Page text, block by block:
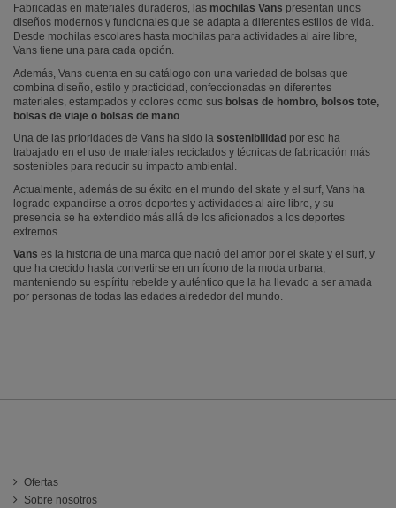
Fabricadas en materiales duraderos, las mochilas Vans presentan unos
diseños modernos y funcionales que se adapta a diferentes estilos de vida.
Desde mochilas escolares hasta mochilas para actividades al aire libre,
Vans tiene una para cada opción.
Además, Vans cuenta en su catálogo con una variedad de bolsas que
combina diseño, estilo y practicidad, confeccionadas en diferentes
materiales, estampados y colores como sus bolsas de hombro, bolsos tote,
bolsas de viaje o bolsas de mano
Una de las prioridades de Vans ha sido la sostenibilidad por eso ha
trabajado en el uso de materiales reciclados y técnicas de fabricación más
sostenibles para reducir su impacto ambiental.
Actualmente, además de su éxito en el mundo del skate y el surf, Vans ha
logrado expandirse a otros deportes y actividades al aire libre, y su
presencia se ha extendido más allá de los aficionados a los deportes
extremos.
Vans es la historia de una marca que nació del amor por el skate y el surf, y
que ha crecido hasta convertirse en un ícono de la moda urbana,
manteniendo su espíritu rebelde y auténtico que la ha llevado a ser amada
por personas de todas las edades alrededor del mundo.
Ofertas
Sobre nosotros